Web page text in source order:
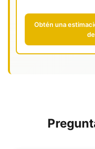
Obtén una